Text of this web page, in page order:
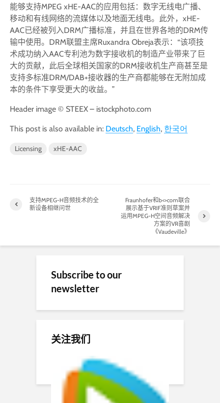
能够支持MPEG xHE-AAC的应用包括：数字无线电广播、
移动和有线网络的流媒体以及地面无线电。此外，xHE-
AAC已经被列入DRM广播标准，并且在世界各地的DRM传
输中使用。DRM联盟主席Ruxandra Obreja表示：“该项技
术成功纳入AAC专利池为数字接收机的制造产业带来了巨
大的贡献，此后全球相关国家的DRM接收机生产商甚至是
支持多标准DRM/DAB+接收器的生产商都能够在无附加成
本的条件下享受更大的收益。”
Header image © STEEX – istockphoto.com
This post is also available in: Deutsch English 한국어
Licensing xHE-AAC
支持MPEG-H音频技术的全
新设备相继问世
Fraunhofer和b<>com联合
展示基于VRIF准则草案并
运用MPEG-H空间音频解决
方案的VR喜剧
《Vaudeville》
Subscribe to our
newsletter
关注我们